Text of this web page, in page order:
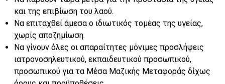
και της επιβίωση του λαού.
Να επιταχθεί άμεσα ο ιδιωτικός τομέας της υγείας,
χωρίς αποζημίωση.
Να γίνουν όλες οι απαραίτητες μόνιμες προσλήψεις
ιατρονοσηλευτικού, εκπαιδευτικού προσωπικού,
προσωπικού για τα Μέσα Μαζικής Μεταφοράς δίχως